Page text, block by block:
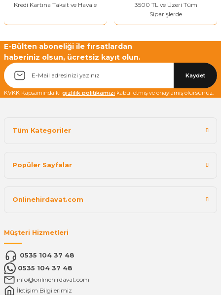
Yetkiliye Gönder
Kredi Kartına Taksit ve Havale
3500 TL ve Üzeri Tüm
Siparişlerde
E-Bülten aboneliği ile fırsatlardan
haberiniz olsun, ücretsiz kayıt olun.
Kaydet
KVKK Kapsamında ki gizlilik politikamızı kabul etmiş ve onaylamış olursunuz.
Tüm Kategoriler
Popüler Sayfalar
Onlinehirdavat.com
Müşteri Hizmetleri
0535 104 37 48
0535 104 37 48
info@onlinehirdavat.com
İletişim Bilgilerimiz